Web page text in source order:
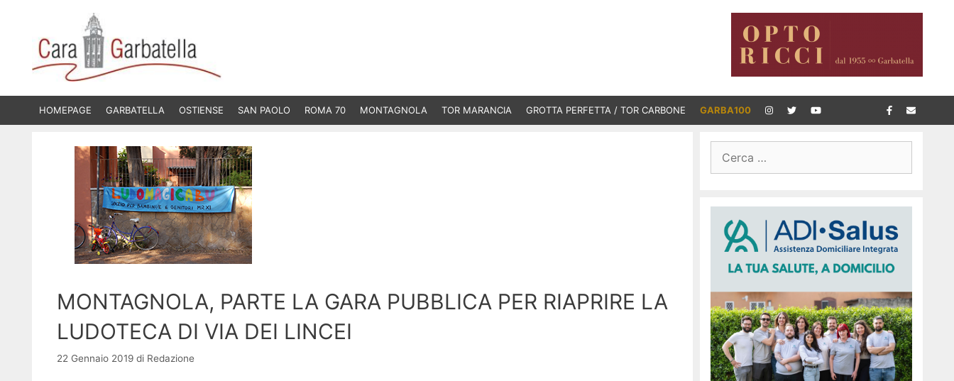
contenuto
HOMEPAGE GARBATELLA OSTIENSE SAN PAOLO ROMA 70 MONTAGNOLA TOR MARANCIA GROTTA PERFETTA / TOR CARBONE GARBA100
MONTAGNOLA, PARTE LA GARA PUBBLICA PER RIAPRIRE LA
LUDOTECA DI VIA DEI LINCEI
22 Gennaio 2019 di Redazione
per: